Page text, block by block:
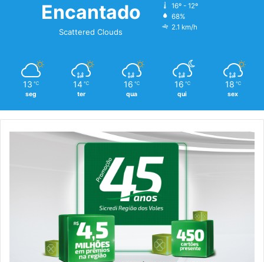
Encantado
Scattered Clouds
16º - 12º
68%
2.1 km/h
13 ℃
seg
14 ℃
ter
16 ℃
qua
16 ℃
qui
18 ℃
sex